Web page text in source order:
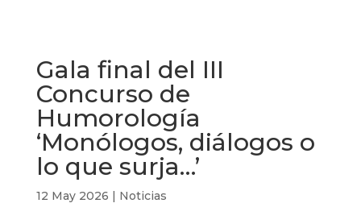
Gala final del III
Concurso de
Humorología
‘Monólogos, diálogos o
lo que surja…’
12 May 2026 | Noticias